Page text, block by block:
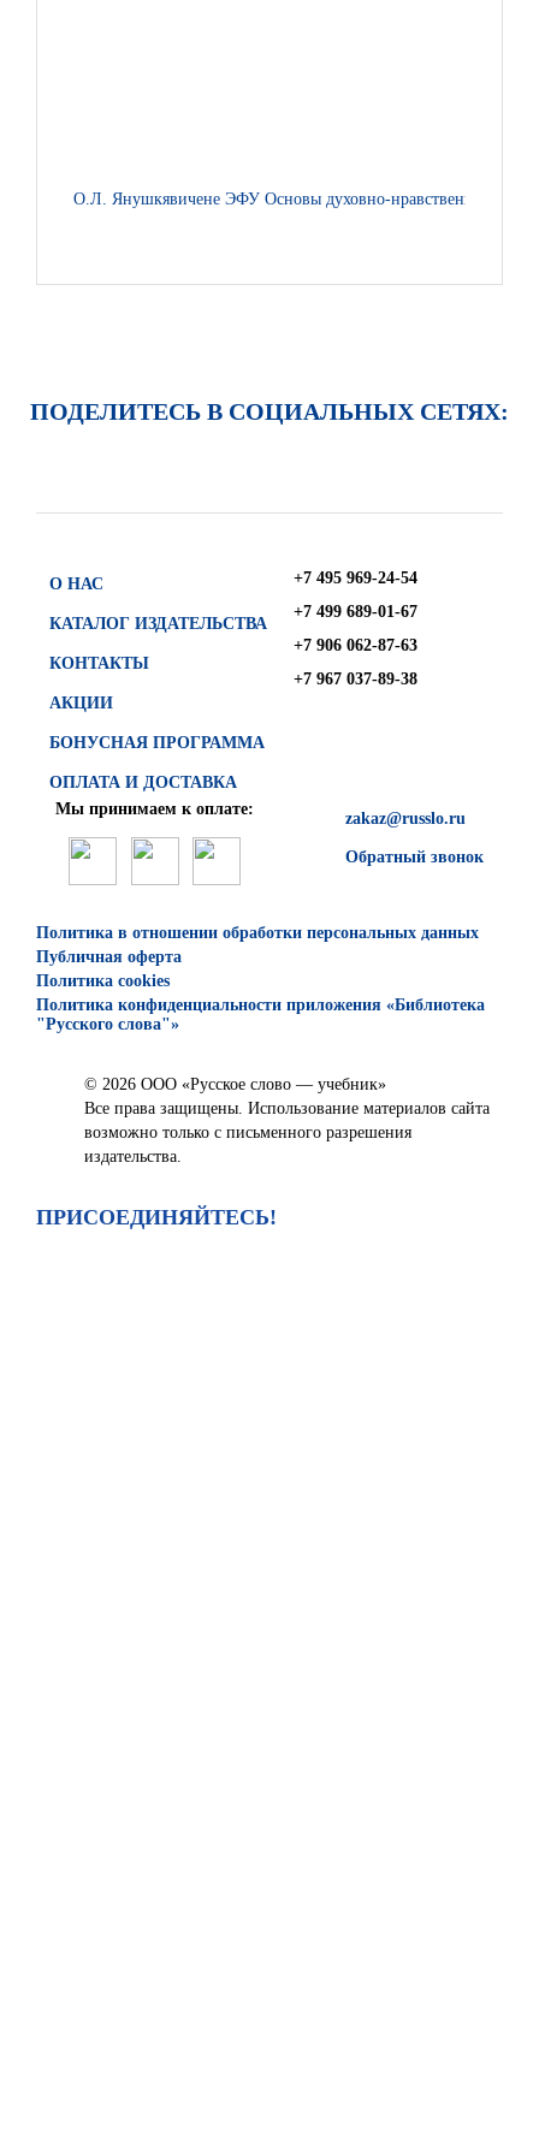
О.Л. Янушкявичене ЭФУ Основы духовно-нравственной
ПОДЕЛИТЕСЬ В СОЦИАЛЬНЫХ СЕТЯХ:
О НАС
КАТАЛОГ ИЗДАТЕЛЬСТВА
КОНТАКТЫ
АКЦИИ
БОНУСНАЯ ПРОГРАММА
ОПЛАТА И ДОСТАВКА
+7 495 969-24-54
+7 499 689-01-67
+7 906 062-87-63
+7 967 037-89-38
zakaz@russlo.ru
Обратный звонок
Мы принимаем к оплате:
Политика в отношении обработки персональных данных
Публичная оферта
Политика cookies
Политика конфиденциальности приложения «Библиотека
"Русского слова"»
© 2026 ООО «Русское слово — учебник»
Все права защищены. Использование материалов сайта
возможно только с письменного разрешения
издательства.
ПРИСОЕДИНЯЙТЕСЬ!